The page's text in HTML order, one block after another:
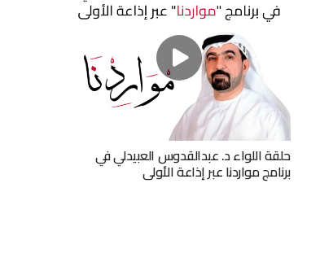
حلقة اللواء د. عبدالقدوس العبيدلي في
برنامج مواردنا عبر إذاعة الأولى